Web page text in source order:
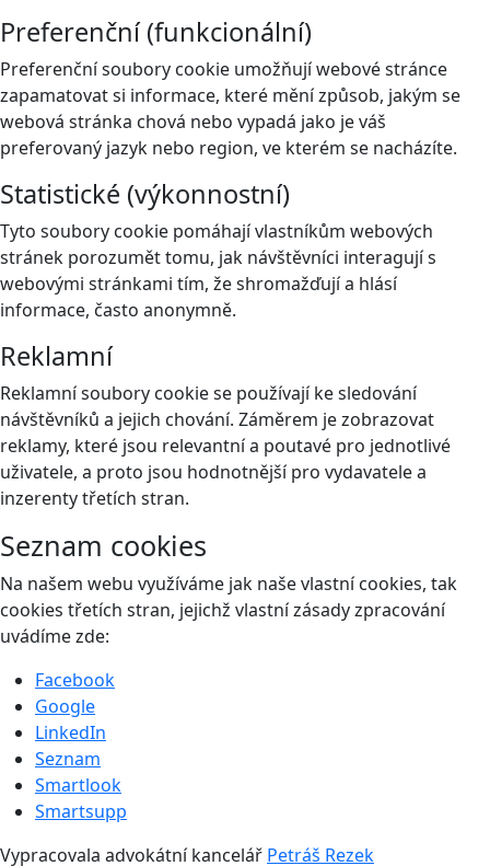
Preferenční (funkcionální)
Preferenční soubory cookie umožňují webové stránce
zapamatovat si informace, které mění způsob, jakým se
webová stránka chová nebo vypadá jako je váš
preferovaný jazyk nebo region, ve kterém se nacházíte.
Statistické (výkonnostní)
Tyto soubory cookie pomáhají vlastníkům webových
stránek porozumět tomu, jak návštěvníci interagují s
webovými stránkami tím, že shromažďují a hlásí
informace, často anonymně.
Reklamní
Reklamní soubory cookie se používají ke sledování
návštěvníků a jejich chování. Záměrem je zobrazovat
reklamy, které jsou relevantní a poutavé pro jednotlivé
uživatele, a proto jsou hodnotnější pro vydavatele a
inzerenty třetích stran.
Seznam cookies
Na našem webu využíváme jak naše vlastní cookies, tak
cookies třetích stran, jejichž vlastní zásady zpracování
uvádíme zde:
Facebook
Google
LinkedIn
Seznam
Smartlook
Smartsupp
Vypracovala advokátní kancelář Petráš Rezek